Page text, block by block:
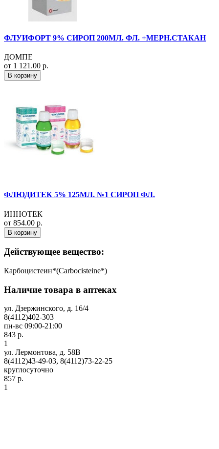
ФЛУИФОРТ 9% СИРОП 200МЛ. ФЛ. +МЕРН.СТАКАН
ДОМПЕ
от 1 121.00 р.
В корзину
ФЛЮДИТЕК 5% 125МЛ. №1 СИРОП ФЛ.
ИННОТЕК
от 854.00 р.
В корзину
Действующее вещество:
Карбоцистеин*(Carbocisteine*)
Наличие товара в аптеках
ул. Дзержинского, д. 16/4
8(4112)402-303
пн-вс 09:00-21:00
843 р.
1
ул. Лермонтова, д. 58В
8(4112)43-49-03, 8(4112)73-22-25
круглосуточно
857 р.
1